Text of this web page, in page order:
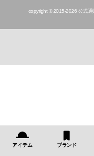
copyright © 2015-2026 公式通
アイテム ブランド